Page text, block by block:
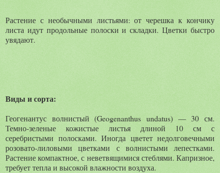
Растение с необычными листьями: от черешка к кончику
листа идут продольные полоски и складки. Цветки быстро
увядают.
Виды и сорта:
Геогенантус волнистый (Geogenanthus undatus) — 30 см.
Темно-зеленые кожистые листья длиной 10 см с
серебристыми полосками. Иногда цветет недолговечными
розовато-лиловыми цветками с волнистыми лепестками.
Растение компактное, с неветвящимися стеблями. Капризное,
требует тепла и высокой влажности воздуха.